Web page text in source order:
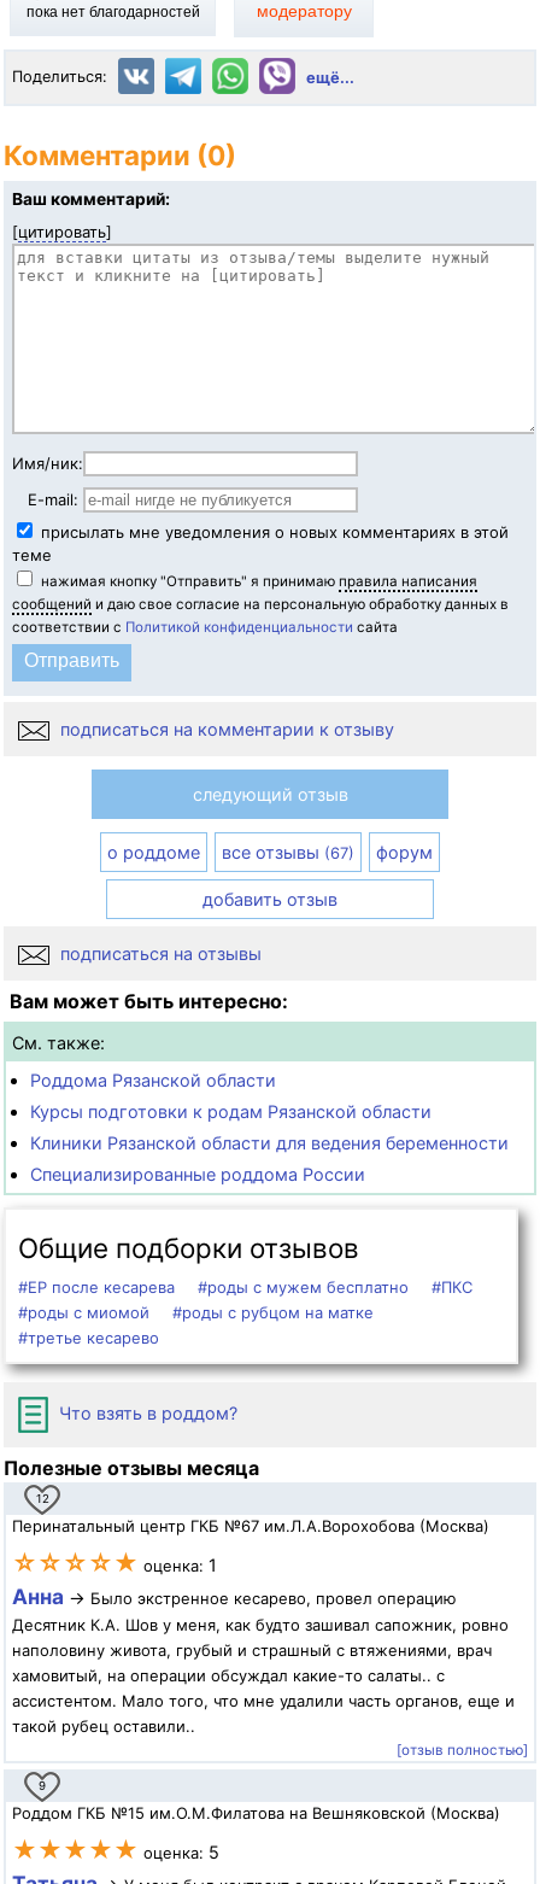
пока нет благодарностей
модератору
Поделиться: ещё...
Комментарии (0)
Ваш комментарий:
[цитировать]
Имя/ник:
E-mail:
присылать мне уведомления о новых комментариях в этой
теме
нажимая кнопку "Отправить" я принимаю правила написания
сообщений и даю свое согласие на персональную обработку данных в
соответствии с Политикой конфиденциальности сайта
подписаться на комментарии к отзыву
следующий отзыв
о роддоме все отзывы (67) форум
добавить отзыв
подписаться на отзывы
Вам может быть интересно:
См. также:
Роддома Рязанской области
Курсы подготовки к родам Рязанской области
Клиники Рязанской области для ведения беременности
Специализированные роддома России
Общие подборки отзывов
#ЕР после кесарева #роды с мужем бесплатно
#ПКС
#роды с миомой
#роды с рубцом на матке
#третье кесарево
Что взять в роддом?
Полезные отзывы месяца
12
Перинатальный центр ГКБ №67 им.Л.А.Ворохобова (Москва)
☆☆☆☆★ оценка: 1
Анна → Было экстренное кесарево, провел операцию
Десятник К.А. Шов у меня, как будто зашивал сапожник, ровно
наполовину живота, грубый и страшный с втяжениями, врач
хамовитый, на операции обсуждал какие-то салаты.. с
ассистентом. Мало того, что мне удалили часть органов, еще и
такой рубец оставили..
[отзыв полностью]
9
Роддом ГКБ №15 им.О.М.Филатова на Вешняковской (Москва)
★★★★★ оценка: 5